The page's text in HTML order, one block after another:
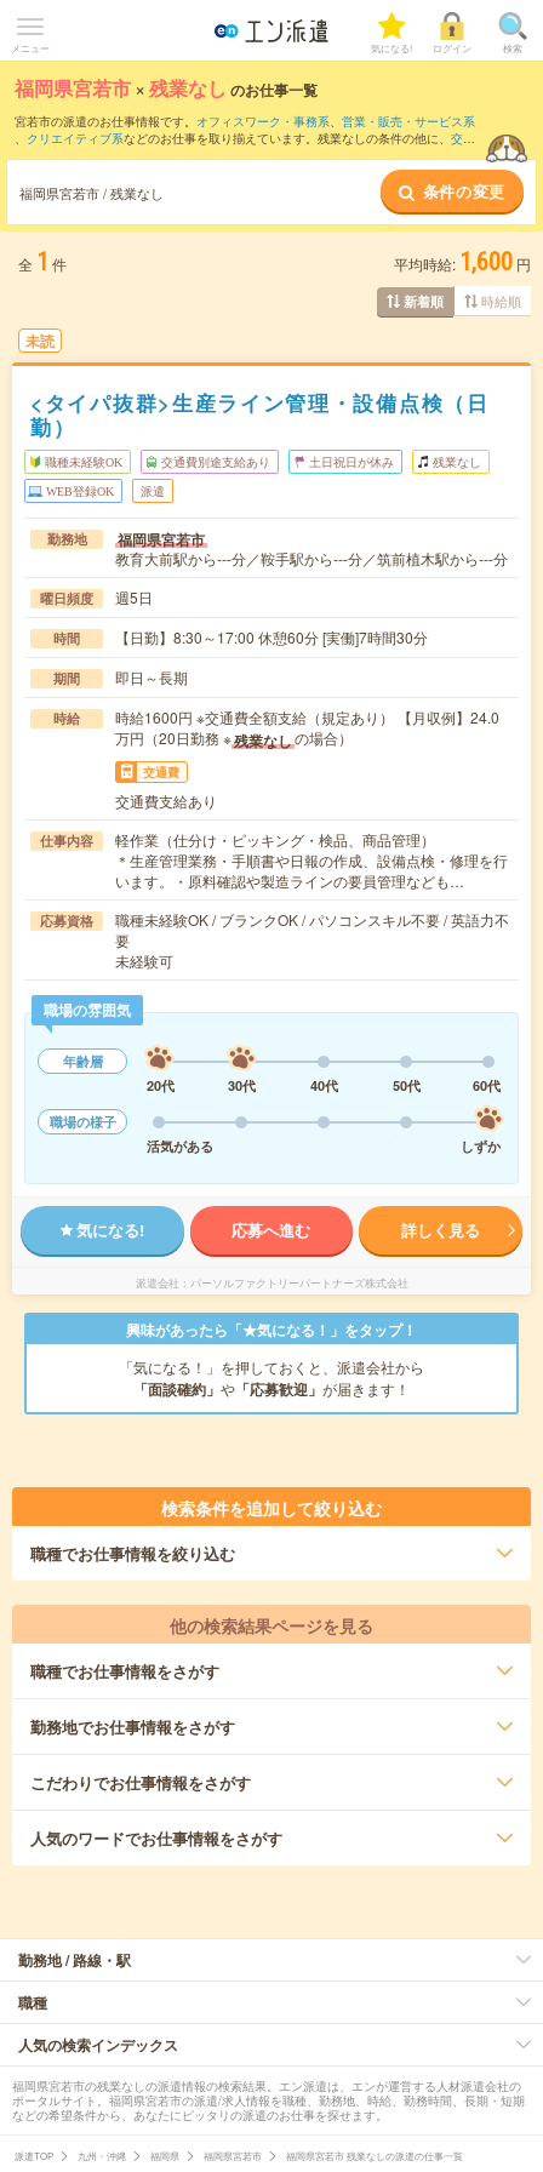
メニュー 気になる! ログイン 検索
福岡県宮若市 ×残業なし のお仕事一覧
宮若市の派遣のお仕事情報です。 オフィスワーク・事務系、 営業・販売・サービス系
、 クリエイティブ系などのお仕事を取り揃えています。残業なしの条件の他に、 交通
福岡県宮若市 / 残業なし 条件の変更
全 1 件 平均時給: 1,600 円
新着順 時給順
未読
<タイパ抜群>生産ライン管理・設備点検（日
勤）
職種未経験OK 交通費別途支給あり 土日祝日が休み 残業なし
WEB登録OK 派遣
勤務地 福岡県宮若市
教育大前駅から---分／鞍手駅から---分／筑前植木駅から---分
曜日頻度 週5日
時間 【日勤】8:30～17:00 休憩60分 [実働]7時間30分
期間 即日～長期
時給
時給1600円 ※交通費全額支給（規定あり） 【月収例】24.0
万円（20日勤務 ※残業なしの場合）
交通費
交通費支給あり
仕事内容
軽作業（仕分け・ピッキング・検品、商品管理）
＊生産管理業務・手順書や日報の作成、設備点検・修理を行
います。・原料確認や製造ラインの要員管理なども…
応募資格
職種未経験OK / ブランクOK / パソコンスキル不要 / 英語力不
要
未経験可
職場の雰囲気
年齢層
20代
30代 40代 50代
60代
職場の様子
活気がある
しずか
気になる! 応募へ進む 詳しく見る
派遣会社 パーソルファクトリーパートナーズ株式会社
興味があったら「★気になる！」をタップ！
「気になる！」を押しておくと、派遣会社から
「面談確約」 や 「応募歓迎」 が届きます！
検索条件を追加して絞り込む
職種でお仕事情報を絞り込む
他の検索結果ページを見る
職種でお仕事情報をさがす
勤務地でお仕事情報をさがす
こだわりでお仕事情報をさがす
人気のワードでお仕事情報をさがす
勤務地 / 路線・駅
職種
人気の検索インデックス
福岡県宮若市の残業なしの派遣情報の検索結果。エン派遣は、エンが運営する人材派遣会社の
ポータルサイト。福岡県宮若市の派遣/求人情報を職種、勤務地、時給、勤務時間、長期・短期
などの希望条件から、あなたにピッタリの派遣のお仕事を探せます。
派遣TOP 九州・沖縄 福岡県 福岡県宮若市 福岡県宮若市 残業なしの派遣の仕事一覧